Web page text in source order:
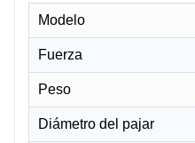
Modelo
Fuerza
Peso
Diámetro del pajar